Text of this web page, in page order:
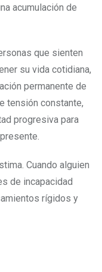
acumulación de
que sienten
su vida cotidiana,
permanente de
tensión constante,
progresiva para
Cuando alguien
de incapacidad
rígidos y